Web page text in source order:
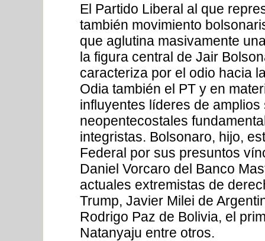
El Partido Liberal al que
también movimiento
que aglutina masivamente
la figura central de Jair
caracteriza por el odio hacia
Odia también el PT y en
influyentes líderes de
neopentecostales
integristas. Bolsonaro, hijo,
Federal por sus presuntos
Daniel Vorcaro del Banco
actuales extremistas de
Trump, Javier Milei de
Rodrigo Paz de Bolivia, el
Natanyaju entre otros.